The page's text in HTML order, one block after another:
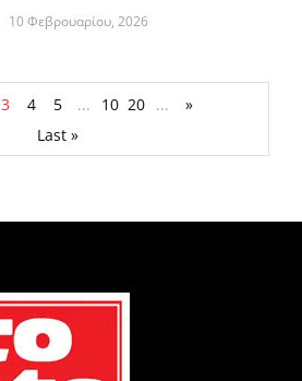
10 Φεβρουαρίου, 2026
3 4 5 ... 10 20 ...
»
Last »